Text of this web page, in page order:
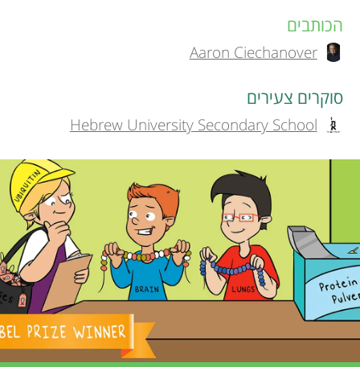
t
e
r
f
o
r
תחומים
A
u
t
h
o
s
a
n
d
הכותבים
Aaron Ciechanover
סוקרים צעירים
Hebrew University Secondary School